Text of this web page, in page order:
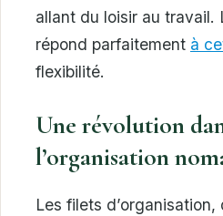
allant du loisir au travail.
répond parfaitement à
flexibilité.
Une révolution
l’organisation
Les filets